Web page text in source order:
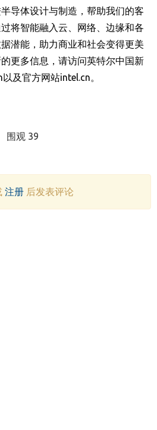
导体设计与制造，帮助我们的客
将智能融入云、网络、边缘和各
潜能，助力商业和社会变得更美
更多信息，请访问英特尔中国新
以及官方网站intel.cn
围观 39
注册后发表评论